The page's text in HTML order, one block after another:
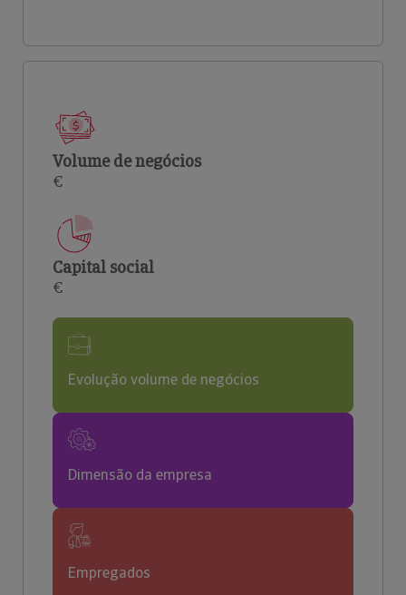
Volume de negócios
€
Capital social
€
Evolução volume de negócios
Dimensão da empresa
Empregados